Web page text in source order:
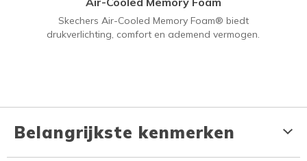
Skechers Air-Cooled Memory Foam® biedt
drukverlichting, comfort en ademend vermogen.
Belangrijkste kenmerken